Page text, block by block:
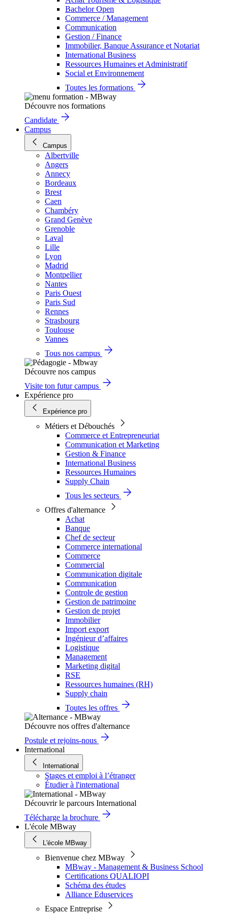
Bachelor Open
Commerce / Management
Communication
Gestion / Finance
Immobilier, Banque Assurance et Notariat
International Business
Ressources Humaines et Administratif
Social et Environnement
Toutes les formations
Découvre nos formations
Candidate
Campus
Campus
Albertville
Angers
Annecy
Bordeaux
Brest
Caen
Chambéry
Grand Genève
Grenoble
Laval
Lille
Lyon
Madrid
Montpellier
Nantes
Paris Ouest
Paris Sud
Rennes
Strasbourg
Toulouse
Vannes
Tous nos campus
Découvre nos campus
Visite ton futur campus
Expérience pro
Expérience pro
Métiers et Débouchés
Commerce et Entrepreneuriat
Communication et Marketing
Gestion & Finance
International Business
Ressources Humaines
Supply Chain
Tous les secteurs
Offres d'alternance
Achat
Banque
Chef de secteur
Commerce international
Commerce
Commercial
Communication digitale
Communication
Controle de gestion
Gestion de patrimoine
Gestion de projet
Immobilier
Import export
Ingénieur d’affaires
Logistique
Management
Marketing digital
RSE
Ressources humaines (RH)
Supply chain
Toutes les offres
Découvre nos offres d'alternance
Postule et rejoins-nous
International
International
Stages et emploi à l’étranger
Étudier à l'international
Découvrir le parcours International
Télécharge la brochure
L'école MBway
L'école MBway
Bienvenue chez MBway
MBway - Management & Business School
Certifications QUALIOPI
Schéma des études
Alliance Eduservices
Espace Entreprise